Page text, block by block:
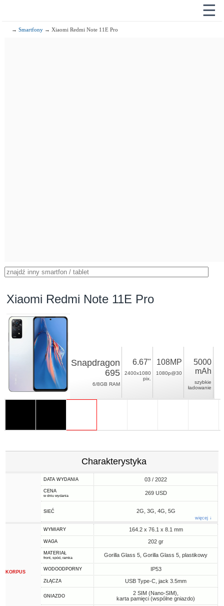
☰
→Smartfony → Xiaomi Redmi Note 11E Pro
Xiaomi Redmi Note 11E Pro
Snapdragon
695
6/8GB RAM
6.67"
2400x1080
pix.
108MP
1080p@30
5000
mAh
szybkie
ładowanie
Charakterystyka
DATA WYDANIA 03 / 2022
CENA
w dniu wydania 269 USD
SIEĆ 2G, 3G, 4G, 5G
więcej ↓
KORPUS
WYMIARY 164.2 x 76.1 x 8.1 mm
WAGA 202 gr
MATERIAŁ
front, spód, ramka Gorilla Glass 5, Gorilla Glass 5, plastikowy
WODOODPORNY IP53
ZŁĄCZA USB Type-C, jack 3.5mm
GNIAZDO
2 SIM (Nano-SIM),
karta pamięci (wspólne gniazdo)